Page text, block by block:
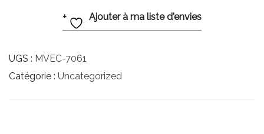
Ajouter à ma liste d'envies
UGS : MVEC-7061
Catégorie : Uncategorized